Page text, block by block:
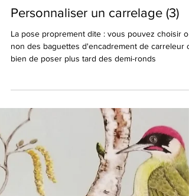
8 nov. 2023
Personnaliser un carrelage (3)
La pose proprement dite : vous pouvez choisir ou